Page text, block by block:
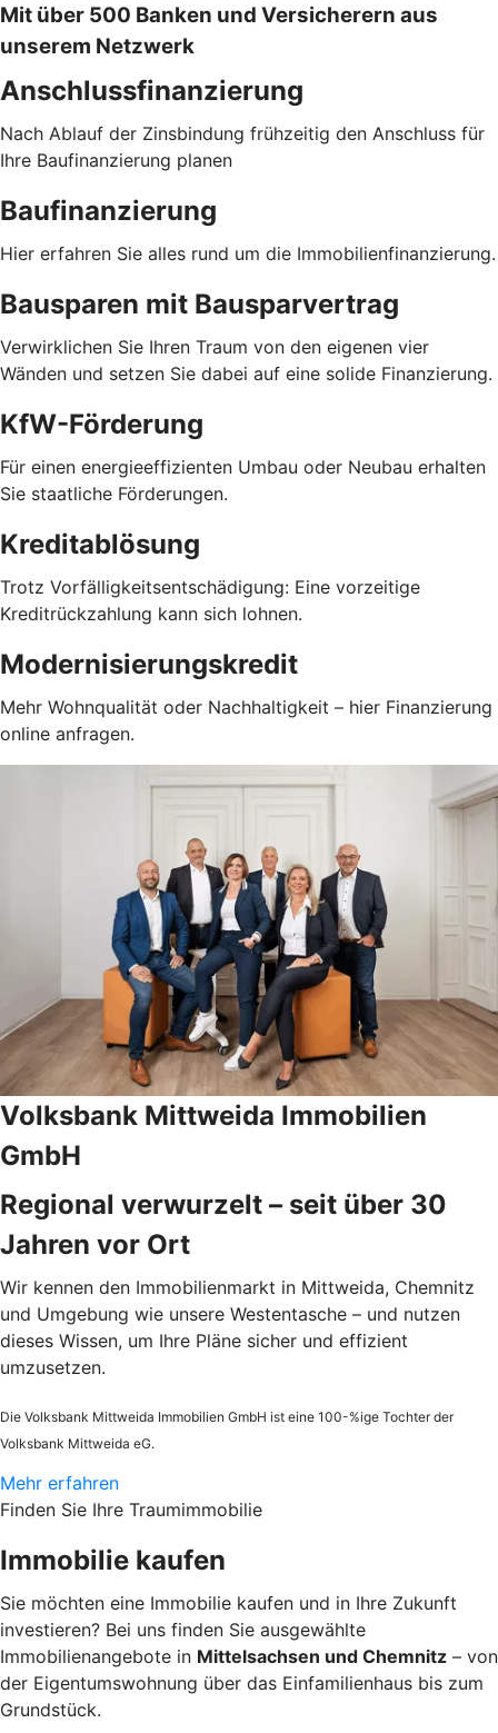
Mit über 500 Banken und Versicherern aus
unserem Netzwerk
Anschlussfinanzierung
Nach Ablauf der Zinsbindung frühzeitig den Anschluss für
Ihre Baufinanzierung planen
Baufinanzierung
Hier erfahren Sie alles rund um die Immobilienfinanzierung.
Bausparen mit Bausparvertrag
Verwirklichen Sie Ihren Traum von den eigenen vier
Wänden und setzen Sie dabei auf eine solide Finanzierung.
KfW-Förderung
Für einen energieeffizienten Umbau oder Neubau erhalten
Sie staatliche Förderungen.
Kreditablösung
Trotz Vorfälligkeitsentschädigung: Eine vorzeitige
Kreditrückzahlung kann sich lohnen.
Modernisierungskredit
Mehr Wohnqualität oder Nachhaltigkeit – hier Finanzierung
online anfragen.
Volksbank Mittweida Immobilien
GmbH
Regional verwurzelt – seit über 30
Jahren vor Ort
Wir kennen den Immobilienmarkt in Mittweida, Chemnitz
und Umgebung wie unsere Westentasche – und nutzen
dieses Wissen, um Ihre Pläne sicher und effizient
umzusetzen.
Die Volksbank Mittweida Immobilien GmbH ist eine 100-%ige Tochter der
Volksbank Mittweida eG.
Mehr erfahren
Finden Sie Ihre Traumimmobilie
Immobilie kaufen
Sie möchten eine Immobilie kaufen und in Ihre Zukunft
investieren? Bei uns finden Sie ausgewählte
Immobilienangebote in Mittelsachsen und Chemnitz – von
der Eigentumswohnung über das Einfamilienhaus bis zum
Grundstück.